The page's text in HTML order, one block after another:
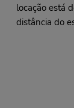
locação está
distância do